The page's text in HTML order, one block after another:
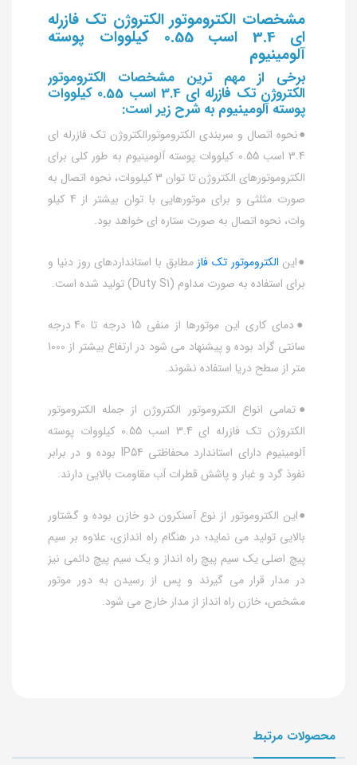
مشخصات الکتروموتور الکتروژن تک فازرله
ای 3.4 اسب 0.55 کیلووات پوسته
آلومینیوم
برخی از مهم ترین مشخصات الکتروموتور
الکتروژن تک فازرله ای 3.4 اسب 0.55 کیلووات
پوسته آلومینیوم به شرح زیر است:
●نحوه اتصال و سربندی الکتروموتورالکتروژن تک فازرله ای
3.4 اسب 0.55 کیلووات پوسته آلومینیوم به طور کلی برای
الکتروموتورهای الکتروژن تا توان 3 کیلووات، نحوه اتصال به
صورت مثلثی و برای موتورهایی با توان بیشتر از 4 کیلو
وات، نحوه اتصال به صورت ستاره ای خواهد بود.
●این الکتروموتور تک فاز مطابق با استانداردهای روز دنیا و
برای استفاده به صورت مداوم (Duty S1) تولید شده است.
●دمای کاری این موتورها از منفی 15 درجه تا 40 درجه
سانتی گراد بوده و پیشنهاد می شود در ارتفاع بیشتر از 1000
متر از سطح دریا استفاده نشوند.
●تمامی انواع الکتروموتور الکتروژن از جمله الکتروموتور
الکتروژن تک فازرله ای 3.4 اسب 0.55 کیلووات پوسته
آلومینیوم دارای استاندارد محفاظتی IP54 بوده و در برابر
نفوذ گرد و غبار و پاشش قطرات آب مقاومت بالایی دارند.
●این الکتروموتور از نوع آسنکرون دو خازن بوده و گشتاور
بالایی تولید می نماید؛ در هنگام راه اندازی، علاوه بر سیم
پیچ اصلی یک سیم پیچ راه انداز و یک سیم پیچ دائمی نیز
در مدار قرار می گیرند و پس از رسیدن به دور موتور
مشخص، خازن راه انداز از مدار خارج می شود.
محصولات مرتبط